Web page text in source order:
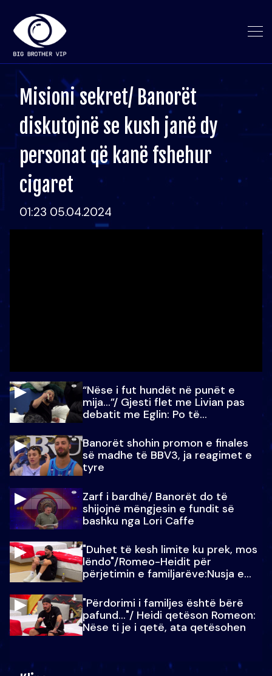
Misioni sekret/ Banorët
diskutojnë se kush janë dy
personat që kanë fshehur
cigaret
01:23 05.04.2024
“Nëse i fut hundët në punët e
mija…”/ Gjesti flet me Livian pas
debatit me Eglin: Po të
Banorët shohin promon e finales
së madhe të BBV3, ja reagimet e
tyre
Zarf i bardhë/ Banorët do të
shijojnë mëngjesin e fundit së
bashku nga Lori Caffe
"Duhet të kesh limite ku prek, mos
lëndo"/Romeo-Heidit për
përjetimin e familjarëve:Nusja e
"Përdorimi i familjes është bërë
pafund…"/ Heidi qetëson Romeon:
Nëse ti je i qetë, ata qetësohen